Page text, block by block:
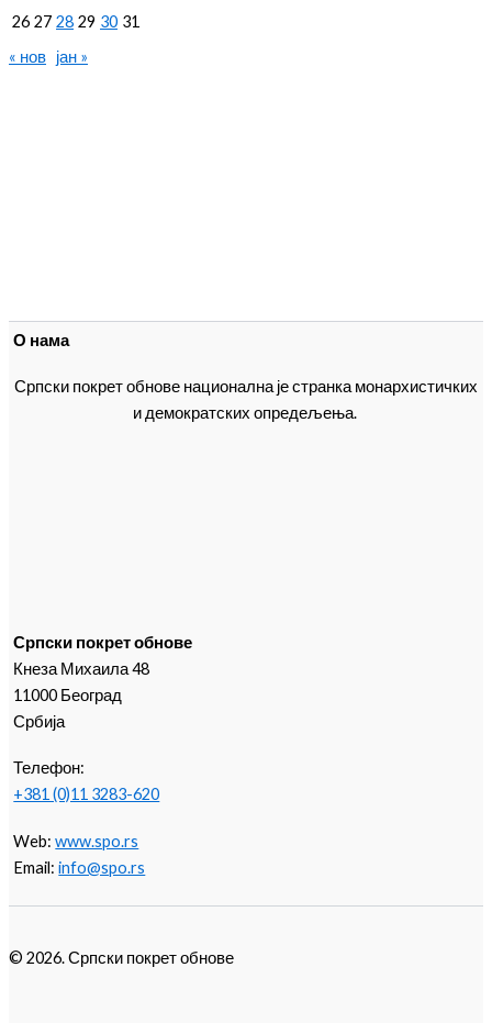
26 27 28 29 30 31
« нов јан »
О нама
Српски покрет обнове национална је странка монархистичких
и демократских опредељења.
Српски покрет обнове
Кнеза Михаила 48
11000 Београд
Србија
Телефон:
+381 (0)11 3283-620
Web:www.spo.rs
Email:info@spo.rs
© 2026. Српски покрет обнове